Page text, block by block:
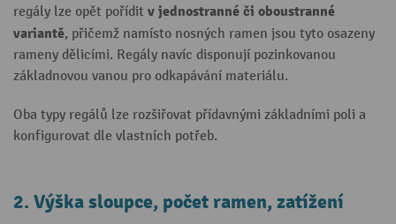
regály lze opět pořídit v jednostranné či oboustranné
variantě, přičemž namísto nosných ramen jsou tyto osazeny
rameny dělicími. Regály navíc disponují pozinkovanou
základnovou vanou pro odkapávání materiálu.
Oba typy regálů lze rozšiřovat přídavnými základními poli a
konfigurovat dle vlastních potřeb.
2. Výška sloupce, počet ramen, zatížení